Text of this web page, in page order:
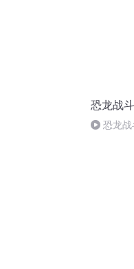
恐龙战
恐龙战